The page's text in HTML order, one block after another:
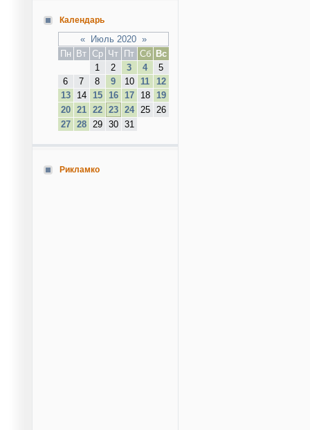
Календарь
« Июль 2020 »
Пн
Вт Ср Чт Пт Сб
Вс
1
2 3 4
5
6
7 8 9 10 11
12
13
14 15 16 17 18
19
20
21 22 23 24 25
26
27
28 29 30 31
Рикламко